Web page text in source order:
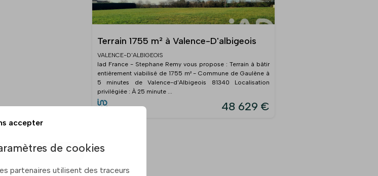
Terrain 1755 m² à Valence-D'albigeois
VALENCE-D'ALBIGEOIS
Iad France - Stephane Remy vous propose : Terrain à bâtir
entièrement viabilisé de 1755 m² - Commune de Gaulène à
5 minutes de Valence-d'Albigeois 81340 Localisation
privilégiée : À 25 minute ...
48 629 €
ma recherche
accepter
de cookies
partenaires utilisent des traceurs